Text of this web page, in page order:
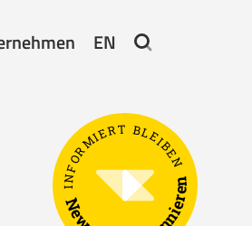
EN
INFORMIERT BLEIBEN